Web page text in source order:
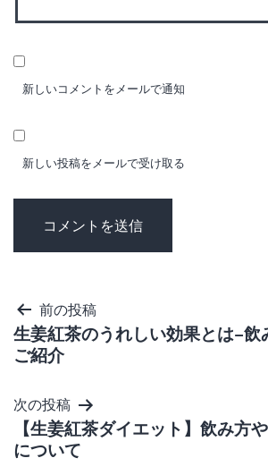
新しいコメントをメールで通知
新しい投稿をメールで受け取る
投
稿
ナ
ビ
ゲ
ー
前の投稿
生姜紅茶のうれしい効果とは−飲
ご紹介
次の投稿
【生姜紅茶ダイエット】飲み方
について